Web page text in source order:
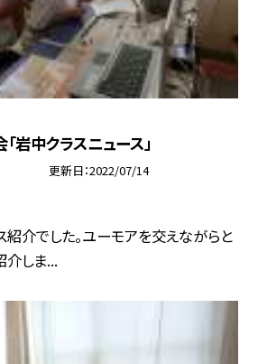
岩中クラスニュース」
更新日 2022/07/14
紹介でした。ユーモアを交えながらと
介しま...